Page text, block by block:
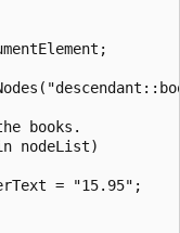
books.
nodeList)
= "15.95";